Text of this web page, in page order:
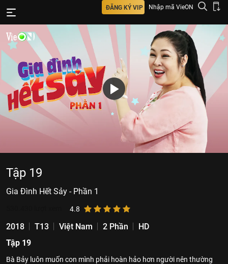
ĐĂNG KÝ VIP Nhập mã VieON
Tập 19
Gia Đình Hết Sảy - Phần 1
4.8
2018 T13 Việt Nam 2 Phần
HD
Tập 19
Bà Bảy luôn muốn con mình phải hoàn hảo hơn người nên thường